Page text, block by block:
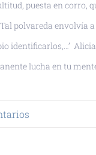
puesta en corro,
polvareda envolvía
identificarlos,…’ Alicia
lucha en tu